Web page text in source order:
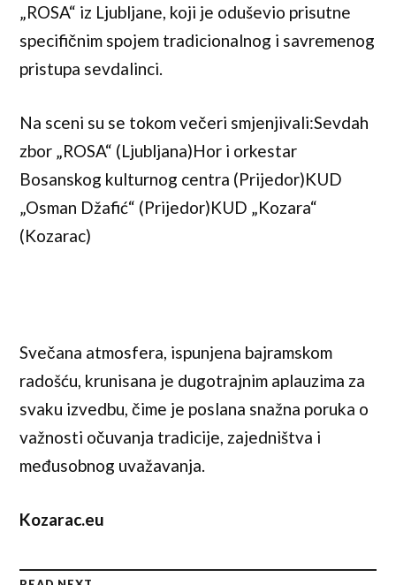
„ROSA“ iz Ljubljane, koji je oduševio prisutne
specifičnim spojem tradicionalnog i savremenog
pristupa sevdalinci.
Na sceni su se tokom večeri smjenjivali:Sevdah
zbor „ROSA“ (Ljubljana)Hor i orkestar
Bosanskog kulturnog centra (Prijedor)KUD
„Osman Džafić“ (Prijedor)KUD „Kozara“
(Kozarac)
Svečana atmosfera, ispunjena bajramskom
radošću, krunisana je dugotrajnim aplauzima za
svaku izvedbu, čime je poslana snažna poruka o
važnosti očuvanja tradicije, zajedništva i
međusobnog uvažavanja.
Kozarac.eu